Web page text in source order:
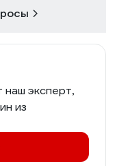
наш эксперт,
из